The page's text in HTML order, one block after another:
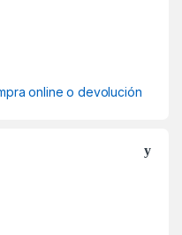
online o devolución